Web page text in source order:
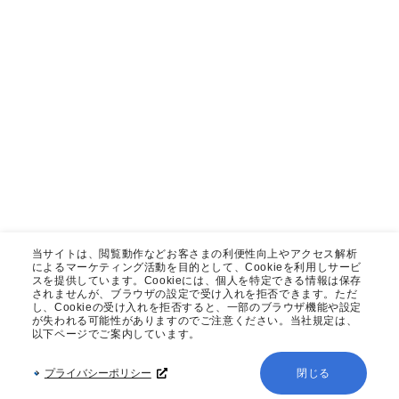
当サイトは、閲覧動作などお客さまの利便性向上やアクセス解析
によるマーケティング活動を目的として、Cookieを利用しサービ
スを提供しています。Cookieには、個人を特定できる情報は保存
されませんが、ブラウザの設定で受け入れを拒否できます。ただ
し、Cookieの受け入れを拒否すると、一部のブラウザ機能や設定
が失われる可能性がありますのでご注意ください。当社規定は、
以下ページでご案内しています。
プライバシーポリシー 閉じる